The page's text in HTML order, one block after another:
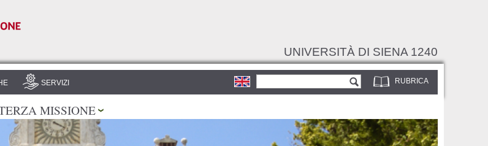
UNIVERSITÀ DI SIENA 1240
RUBRICA
Form di ricerca
SERVIZI
MISSIONE